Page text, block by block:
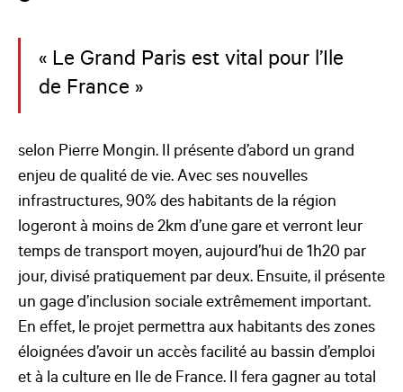
« Le Grand Paris est vital pour l’Ile
de France »
selon Pierre Mongin. Il présente d’abord un grand
enjeu de qualité de vie. Avec ses nouvelles
infrastructures, 90% des habitants de la région
logeront à moins de 2km d’une gare et verront leur
temps de transport moyen, aujourd’hui de 1h20 par
jour, divisé pratiquement par deux. Ensuite, il présente
un gage d’inclusion sociale extrêmement important.
En effet, le projet permettra aux habitants des zones
éloignées d’avoir un accès facilité au bassin d’emploi
et à la culture en Ile de France. Il fera gagner au total